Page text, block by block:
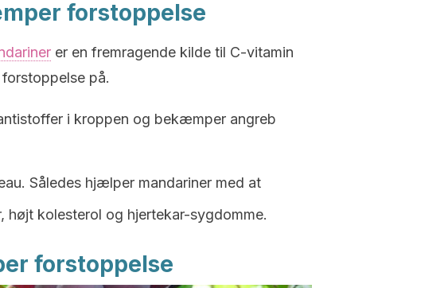
forstoppelse
er en fremragende kilde til C-vitamin
på.
i kroppen og bekæmper angreb
Således hjælper mandariner med at
højt kolesterol og hjertekar-sygdomme.
forstoppelse